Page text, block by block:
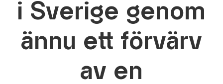
i Sverige genom
ännu ett förvärv
av en